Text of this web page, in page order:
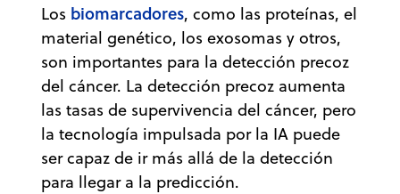
Los biomarcadores, como las proteínas, el
material genético, los exosomas y otros,
son importantes para la detección precoz
del cáncer. La detección precoz aumenta
las tasas de supervivencia del cáncer, pero
la tecnología impulsada por la IA puede
ser capaz de ir más allá de la detección
para llegar a la predicción.